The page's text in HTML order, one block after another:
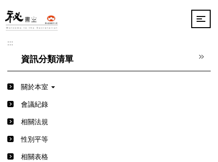
到
主
內
:::
資訊分類清單
關於本室
會議紀錄
相關法規
性別平等
相關表格